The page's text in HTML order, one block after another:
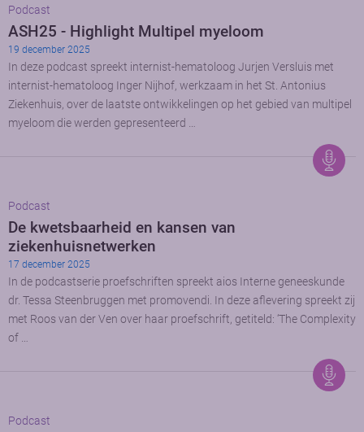
Podcast
ASH25 - Highlight Multipel myeloom
19 december 2025
In deze podcast spreekt internist-hematoloog Jurjen Versluis met
internist-hematoloog Inger Nijhof, werkzaam in het St. Antonius
Ziekenhuis, over de laatste ontwikkelingen op het gebied van multipel
myeloom die werden gepresenteerd …
Podcast
De kwetsbaarheid en kansen van
ziekenhuisnetwerken
17 december 2025
In de podcastserie proefschriften spreekt aios Interne geneeskunde
dr. Tessa Steenbruggen met promovendi. In deze aflevering spreekt zij
met Roos van der Ven over haar proefschrift, getiteld: ‘The Complexity
of …
Podcast